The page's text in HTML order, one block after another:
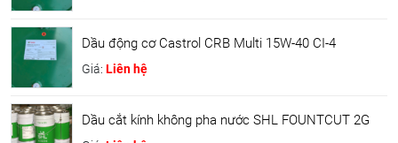
Dầu động cơ Castrol CRB Multi 15W-40 CI-4
Giá: Liên hệ
Dầu cắt kính không pha nước SHL FOUNTCUT 2G